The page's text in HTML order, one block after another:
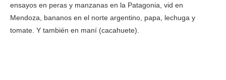
ensayos en peras y manzanas en la Patagonia, vid en
Mendoza, bananos en el norte argentino, papa, lechuga y
tomate. Y también en maní (cacahuete).